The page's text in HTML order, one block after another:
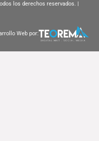
los derechos reservados. |
Web por: